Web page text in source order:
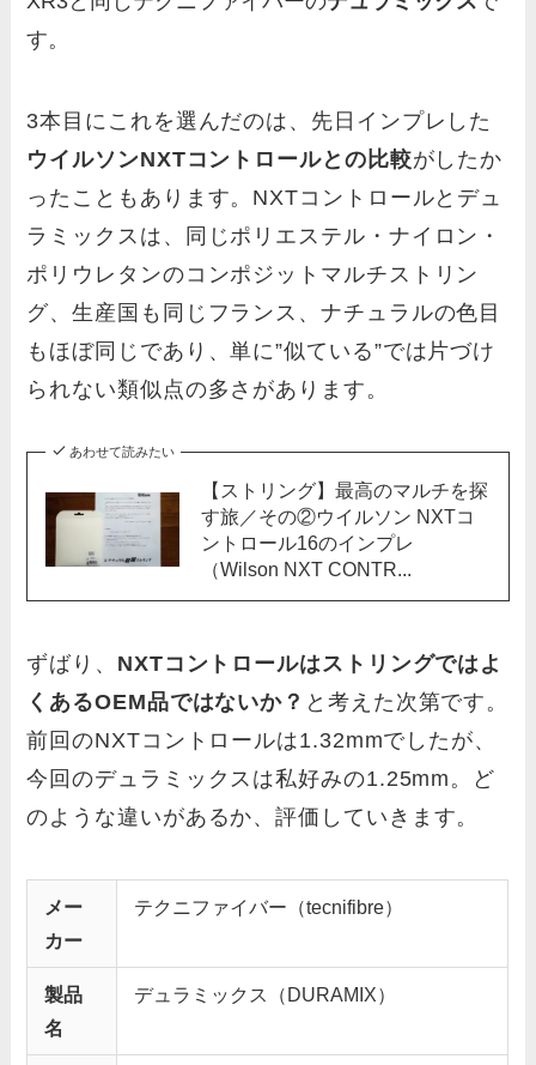
す。
3本目にこれを選んだのは、先日インプレした
ウイルソンNXTコントロールとの比較がしたか
ったこともあります。NXTコントロールとデュ
ラミックスは、同じポリエステル・ナイロン・
ポリウレタンのコンポジットマルチストリン
グ、生産国も同じフランス、ナチュラルの色目
もほぼ同じであり、単に”似ている”では片づけ
られない類似点の多さがあります。
あわせて読みたい
【ストリング】最高のマルチを探
す旅／その②ウイルソン NXTコ
ントロール16のインプレ
（Wilson NXT CONTR...
ずばり、 NXTコントロールはストリングではよ
くあるOEM品ではないか？ と考えた次第です。
前回のNXTコントロールは1.32mmでしたが、
今回のデュラミックスは私好みの1.25mm。ど
のような違いがあるか、評価していきます。
メー
カー
テクニファイバー（tecnifibre）
製品
名
デュラミックス（DURAMIX）